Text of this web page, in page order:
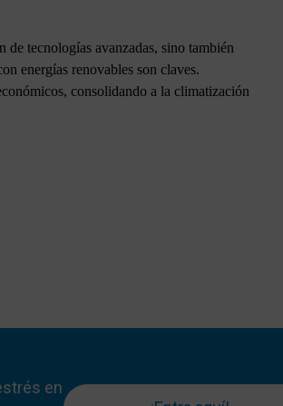
tecnologías avanzadas, sino también
energías renovables son claves.
consolidando a la climatización
en